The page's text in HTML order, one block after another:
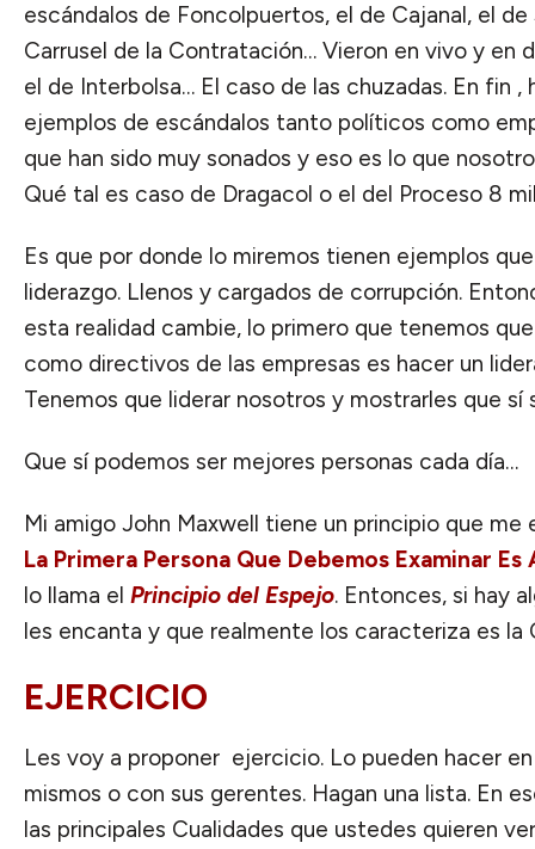
escándalos de Foncolpuertos, el de Cajanal, el
Carrusel de la Contratación… Vieron en vivo y en
el de Interbolsa… El caso de las chuzadas. En fin ,
ejemplos de escándalos tanto políticos como
que han sido muy sonados y eso es lo que
Qué tal es caso de Dragacol o el del Proceso 8
Es que por donde lo miremos tienen ejemplos
liderazgo. Llenos y cargados de corrupción.
esta realidad cambie, lo primero que tenemos
como directivos de las empresas es hacer un
Tenemos que liderar nosotros y mostrarles que sí
Que sí podemos ser mejores personas cada día…
Mi amigo John Maxwell tiene un principio que me
La Primera Persona Que Debemos Examinar
lo llama el Principio del Espejo. Entonces, si hay
les encanta y que realmente los caracteriza es la
EJERCICIO
Les voy a proponer ejercicio. Lo pueden hacer
mismos o con sus gerentes. Hagan una lista. En
las principales Cualidades que ustedes quieren